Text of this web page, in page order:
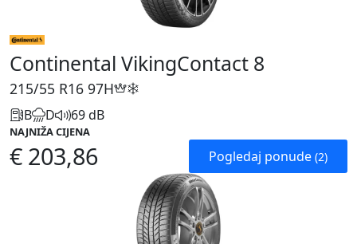
Continental VikingContact 8
215/55 R16 97H
B D 69 dB
NAJNIŽA CIJENA
€ 203,86 Pogledaj ponude (2)